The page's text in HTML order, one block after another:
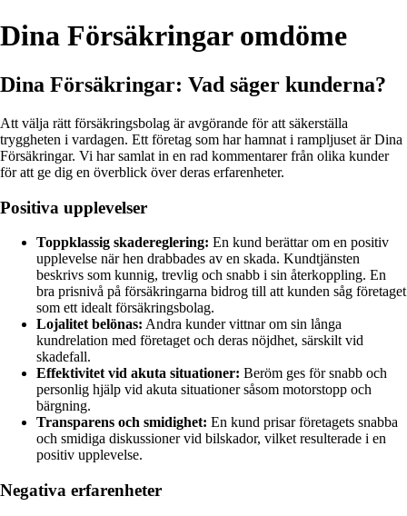
Dina Försäkringar omdöme
Dina Försäkringar: Vad säger kunderna?
Att välja rätt försäkringsbolag är avgörande för att säkerställa
tryggheten i vardagen. Ett företag som har hamnat i rampljuset är Dina
Försäkringar. Vi har samlat in en rad kommentarer från olika kunder
för att ge dig en överblick över deras erfarenheter.
Positiva upplevelser
Toppklassig skadereglering: En kund berättar om en positiv
upplevelse när hen drabbades av en skada. Kundtjänsten
beskrivs som kunnig, trevlig och snabb i sin återkoppling. En
bra prisnivå på försäkringarna bidrog till att kunden såg företaget
som ett idealt försäkringsbolag.
Lojalitet belönas: Andra kunder vittnar om sin långa
kundrelation med företaget och deras nöjdhet, särskilt vid
skadefall.
Effektivitet vid akuta situationer: Beröm ges för snabb och
personlig hjälp vid akuta situationer såsom motorstopp och
bärgning.
Transparens och smidighet: En kund prisar företagets snabba
och smidiga diskussioner vid bilskador, vilket resulterade i en
positiv upplevelse.
Negativa erfarenheter